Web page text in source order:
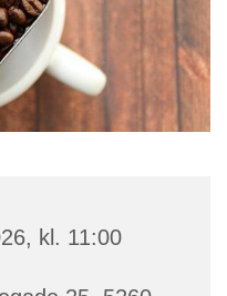
kl. 11:00